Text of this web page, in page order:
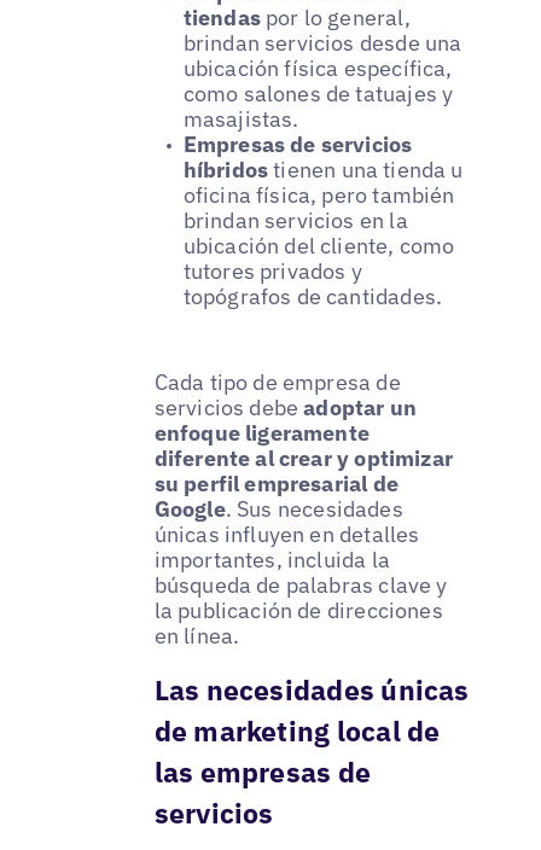
tiendaspor lo general,
brindan servicios desde una
ubicación física específica,
como salones de tatuajes y
masajistas.
Empresas de servicios
híbridostienen una tienda u
oficina física, pero también
brindan servicios en la
ubicación del cliente, como
tutores privados y
topógrafos de cantidades.
Cada tipo de empresa de
servicios debeadoptar un
enfoque ligeramente
diferente al crear y optimizar
su perfil empresarial de
Google. Sus necesidades
únicas influyen en detalles
importantes, incluida la
búsqueda de palabras clave y
la publicación de direcciones
en línea.
Las necesidades únicas
de marketing local de
las empresas de
servicios